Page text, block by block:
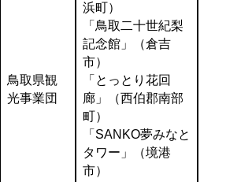
鳥取県観
光事業団
浜町）
「鳥取二十世紀梨
記念館」（倉吉
市）
「とっとり花回
廊」（西伯郡南部
町）
「SANKO夢みなと
タワー」（境港
市）